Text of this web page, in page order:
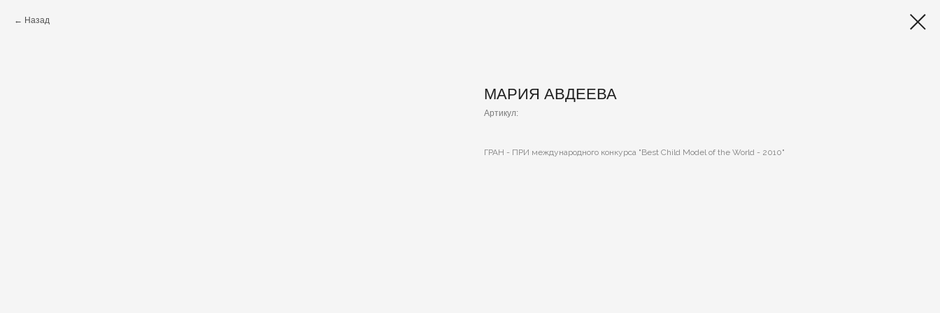
Назад
МАРИЯ АВДЕЕВА
Артикул:
ГРАН - ПРИ международного конкурса "Best Child Model of the World - 2010"